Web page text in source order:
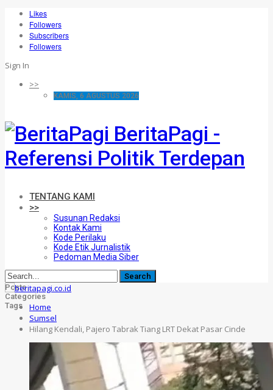
Likes
Followers
Subscribers
Followers
Sign In
>>
KAMIS, 6 AGUSTUS 2026
BeritaPagi -
Referensi Politik Terdepan
TENTANG KAMI
>>
Susunan Redaksi
Kontak Kami
Kode Perilaku
Kode Etik Jurnalistik
Pedoman Media Siber
Posts
Categories
Tags
Home
Sumsel
Hilang Kendali, Pajero Tabrak Tiang LRT Dekat Pasar Cinde